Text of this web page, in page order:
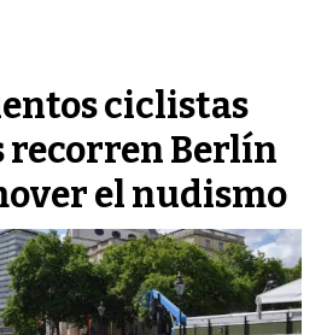
ciclistas
recorren Berlín
el nudismo